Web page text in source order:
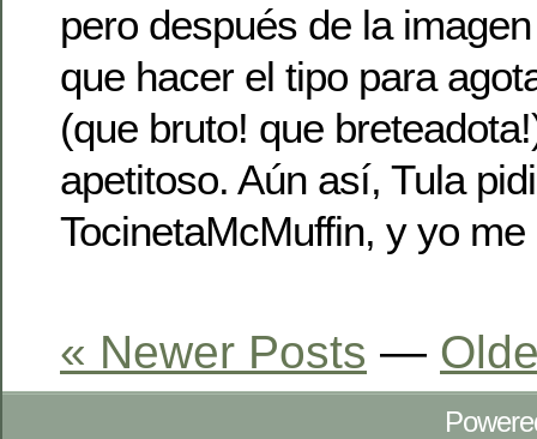
pero después de la
que hacer el tipo para
(que bruto! que
apetitoso. Aún así, Tula
TocinetaMcMuffin, y yo
« Newer Posts —